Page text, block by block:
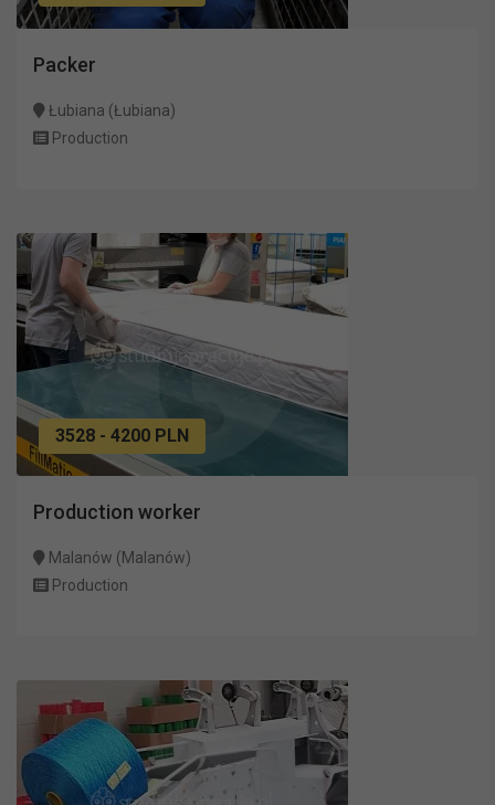
Packer
Łubiana (Łubiana)
Production
3528 - 4200 PLN
Production worker
Malanów (Malanów)
Production